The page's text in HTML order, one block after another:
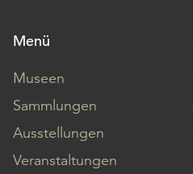
Menü
Museen
Sammlungen
Ausstellungen
Veranstaltungen